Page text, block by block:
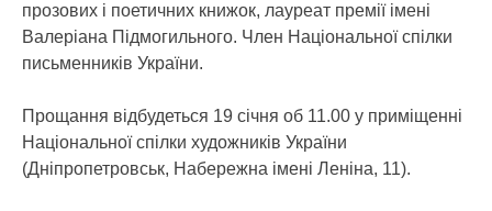
прозових і поетичних книжок, лауреат премії імені
Валеріана Підмогильного. Член Національної спілки
письменників України.
Прощання відбудеться 19 січня об 11.00 у приміщенні
Національної спілки художників України
(Дніпропетровськ, Набережна імені Леніна, 11).